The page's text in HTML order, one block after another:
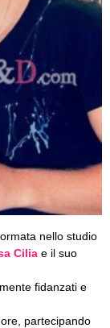
nello studio
Cilia e il suo
fidanzati e
partecipando